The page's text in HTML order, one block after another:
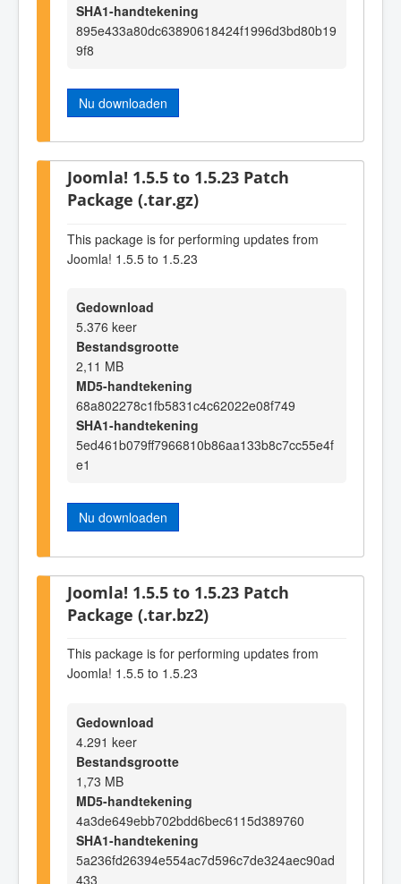
SHA1-handtekening
895e433a80dc63890618424f1996d3bd80b19
9f8
Nu downloaden
Joomla! 1.5.5 to 1.5.23 Patch
Package (.tar.gz)
This package is for performing updates from
Joomla! 1.5.5 to 1.5.23
Gedownload
5.376 keer
Bestandsgrootte
2,11 MB
MD5-handtekening
68a802278c1fb5831c4c62022e08f749
SHA1-handtekening
5ed461b079ff7966810b86aa133b8c7cc55e4f
e1
Nu downloaden
Joomla! 1.5.5 to 1.5.23 Patch
Package (.tar.bz2)
This package is for performing updates from
Joomla! 1.5.5 to 1.5.23
Gedownload
4.291 keer
Bestandsgrootte
1,73 MB
MD5-handtekening
4a3de649ebb702bdd6bec6115d389760
SHA1-handtekening
5a236fd26394e554ac7d596c7de324aec90ad
433